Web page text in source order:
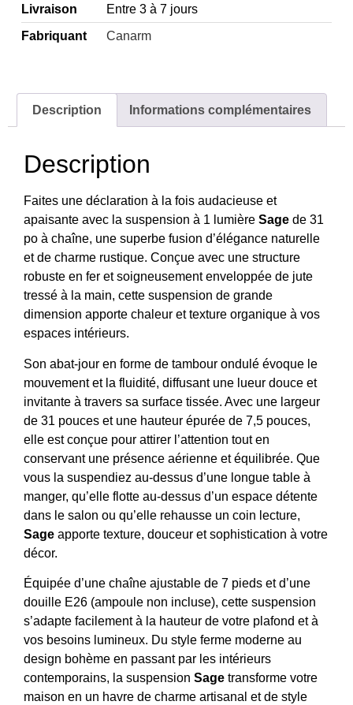
Livraison
Entre 3 à 7 jours
Fabriquant
Canarm
Description Informations complémentaires
Description
Faites une déclaration à la fois audacieuse et
apaisante avec la suspension à 1 lumière Sage de 31
po à chaîne, une superbe fusion d’élégance naturelle
et de charme rustique. Conçue avec une structure
robuste en fer et soigneusement enveloppée de jute
tressé à la main, cette suspension de grande
dimension apporte chaleur et texture organique à vos
espaces intérieurs.
Son abat-jour en forme de tambour ondulé évoque le
mouvement et la fluidité, diffusant une lueur douce et
invitante à travers sa surface tissée. Avec une largeur
de 31 pouces et une hauteur épurée de 7,5 pouces,
elle est conçue pour attirer l’attention tout en
conservant une présence aérienne et équilibrée. Que
vous la suspendiez au-dessus d’une longue table à
manger, qu’elle flotte au-dessus d’un espace détente
dans le salon ou qu’elle rehausse un coin lecture,
Sage apporte texture, douceur et sophistication à votre
décor.
Équipée d’une chaîne ajustable de 7 pieds et d’une
douille E26 (ampoule non incluse), cette suspension
s’adapte facilement à la hauteur de votre plafond et à
vos besoins lumineux. Du style ferme moderne au
design bohème en passant par les intérieurs
contemporains, la suspension Sage transforme votre
maison en un havre de charme artisanal et de style